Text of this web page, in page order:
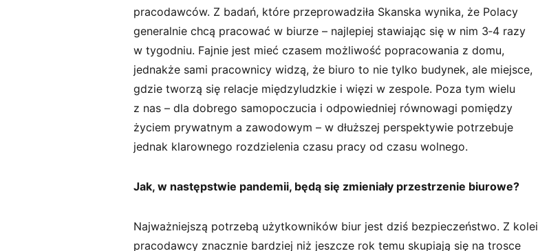
pracodawców. Z badań, które przeprowadziła Skanska wynika, że Polacy
generalnie chcą pracować w biurze – najlepiej stawiając się w nim 3‑4 razy
w tygodniu. Fajnie jest mieć czasem możliwość popracowania z domu,
jednakże sami pracownicy widzą, że biuro to nie tylko budynek, ale miejsce,
gdzie tworzą się relacje międzyludzkie i więzi w zespole. Poza tym wielu
z nas – dla dobrego samopoczucia i odpowiedniej równowagi pomiędzy
życiem prywatnym a zawodowym – w dłuższej perspektywie potrzebuje
jednak klarownego rozdzielenia czasu pracy od czasu wolnego.
Jak, w następstwie pandemii, będą się zmieniały przestrzenie biurowe?
Najważniejszą potrzebą użytkowników biur jest dziś bezpieczeństwo. Z kolei
pracodawcy znacznie bardziej niż jeszcze rok temu skupiają się na trosce